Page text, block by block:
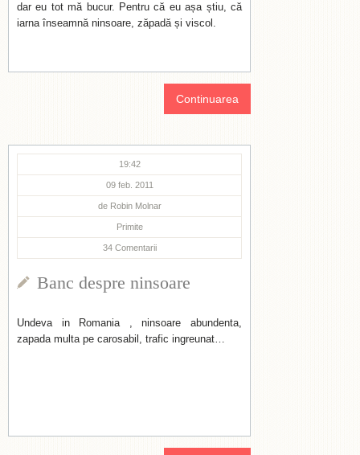
dar eu tot mă bucur. Pentru că eu așa știu, că
iarna înseamnă ninsoare, zăpadă și viscol.
Continuarea
19:42
09 feb. 2011
de Robin Molnar
Primite
34 Comentarii
Banc despre ninsoare
Undeva in Romania , ninsoare abundenta,
zapada multa pe carosabil, trafic ingreunat…